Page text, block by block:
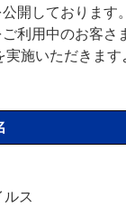
開しております
利用中のお客さ
実施いただきま
ルス